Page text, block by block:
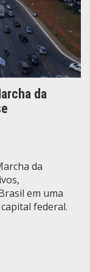
da
da
em uma
federal.